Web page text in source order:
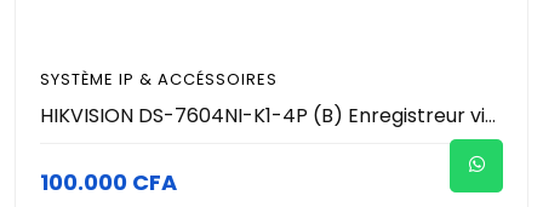
SYSTÈME IP & ACCÉSSOIRES
HIKVISION DS-7604NI-K1-4P (B) Enregistreur vidéo réseau 4 canaux NVR PoE IP CCTV
100.000 CFA